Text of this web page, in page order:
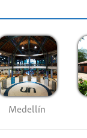
Medellín